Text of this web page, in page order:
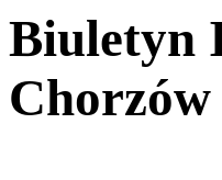
Biuletyn
Chorzów